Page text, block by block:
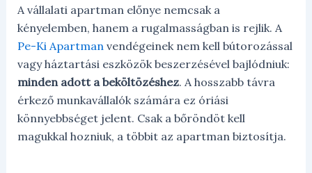
A vállalati apartman előnye nemcsak a
kényelemben, hanem a rugalmasságban is rejlik. A
Pe-Ki Apartman vendégeinek nem kell bútorozással
vagy háztartási eszközök beszerzésével bajlódniuk:
minden adott a beköltözéshez. A hosszabb távra
érkező munkavállalók számára ez óriási
könnyebbséget jelent. Csak a bőröndöt kell
magukkal hozniuk, a többit az apartman biztosítja.